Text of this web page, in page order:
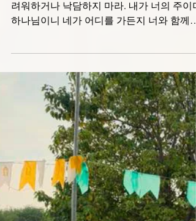
2025년 6월 10일
아스피란시 입학 – 살타, 아르헨
" 내가 너에게 용기와 굳건함을 명령한다. 두
려워하거나 낙담하지 마라. 내가 너의 주이며
하나님이니 네가 어디를 가든지 너와 함께할
것이다." 선한 목자이신 예수님의 인도하심
우리 가족과 출신 공동체의 동행으로, 우리는
2025년 4월 13일...